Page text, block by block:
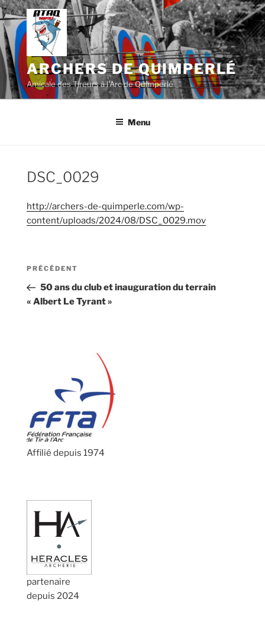
Aller
au
contenu
principal
ARCHERS DE QUIMPERLÉ
Amicale des Tireurs à l'Arc de Quimperlé
Menu
DSC_0029
http://archers-de-quimperle.com/wp-
content/uploads/2024/08/DSC_0029.mov
Navigation
l’article
Article
précédent
PRÉCÉDENT
50 ans du club et inauguration du terrain
« Albert Le Tyrant »
Affilié depuis 1974
partenaire
depuis 2024